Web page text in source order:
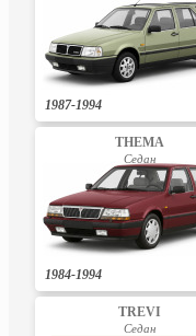
1987-1994
THEMA
Седан
1984-1994
TREVI
Седан